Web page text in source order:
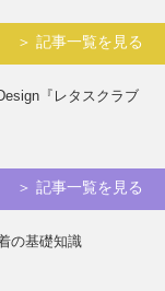
＞ 記事一覧を見る
『レタスクラブ
＞ 記事一覧を見る
の基礎知識